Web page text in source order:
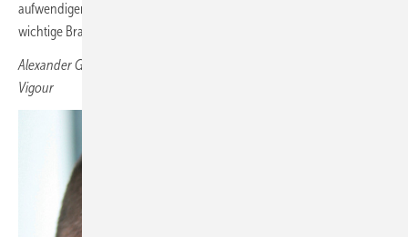
aufwendigen, aber enorm aufschlussreichen Tests leistet die SBZ
wichtige Branchenarbeit. Weiter so!
Alexander Ge lsdorf, Geschäftsführer
Vigour